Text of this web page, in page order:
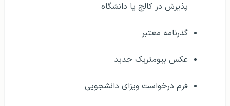
پذیرش در کالج یا دانشگاه
گذرنامه معتبر
عکس بیومتریک جدید
فرم درخواست ویزای دانشجویی